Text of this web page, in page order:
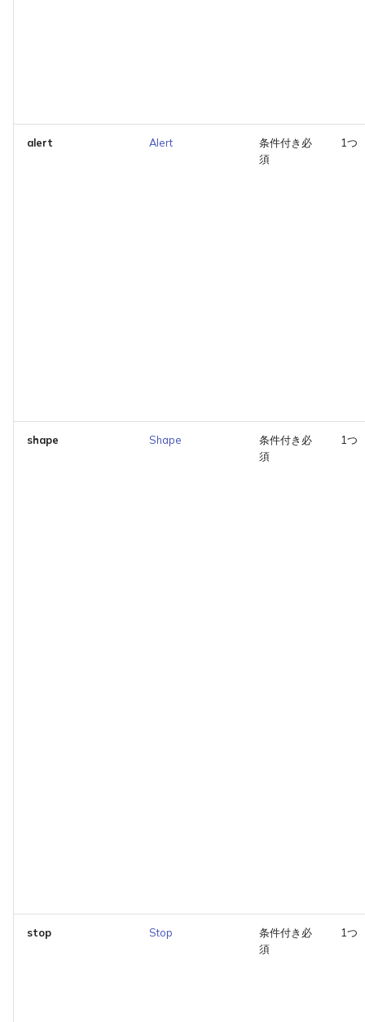
alert Alert
条件付き必
須
1つ
shape Shape
条件付き必
須
1つ
stop Stop
条件付き必
須
1つ